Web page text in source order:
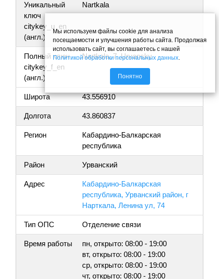
Уникальный
ключ
citykey_u_en
(англ.)
Nartkala
Полный ключ
citykey_f_en
(англ.)
Nartkala, 7, Urvansky
Широта 43.556910
Долгота 43.860837
Регион
Кабардино-Балкарская
республика
Район Урванский
Адрес
Кабардино-Балкарская
республика, Урванский район, г
Нарткала, Ленина ул, 74
Тип ОПС Отделение связи
Время работы
пн, открыто: 08:00 - 19:00
вт, открыто: 08:00 - 19:00
ср, открыто: 08:00 - 19:00
чт, открыто: 08:00 - 19:00
Мы используем файлы cookie для анализа
посещаемости и улучшения работы сайта. Продолжая
использовать сайт, вы соглашаетесь с нашей
Политикой обработки персональных данных.
Понятно